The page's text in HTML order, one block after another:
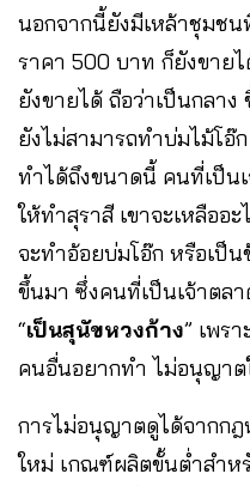
นอกจากนี้ยังมีเหล้าชุมชน
ราคา 500 บาท ก็ยังขาย
ยังขายได้ ถือว่าเป็นกลา
ยังไม่สามารถทำบ่มไม้โอ๊
ทำได้ถึงขนาดนี้ คนที่เป็น
ให้ทำสุราสี เขาจะเหลืออ
จะทำอ้อยบ่มโอ๊ก หรือเป็น
ขึ้นมา ซึ่งคนที่เป็นเจ้าตล
“เป็นสุนัขหวงก้าง” เพร
คนอื่นอยากทำ ไม่อนุญาต
การไม่อนุญาตดูได้จากกฎ
ใหม่ เกณฑ์ผลิตขั้นต่ำสำห